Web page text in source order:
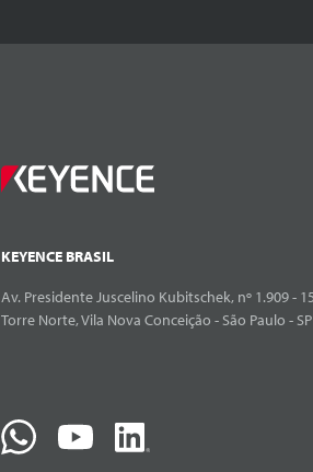
KEYENCE BRASIL
Av. Presidente Juscelino Kubitschek, nº 1.909 -
Torre Norte, Vila Nova Conceição - São Paulo -